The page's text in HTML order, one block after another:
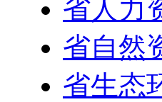
省人力
省自然
省生态